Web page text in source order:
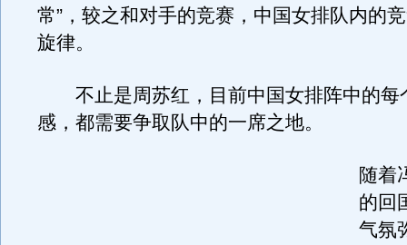
常”，较之和对手的竞赛，中国女排队内的
旋律。
不止是周苏红，目前中国女排阵中的每
感，都需要争取队中的一席之地。
随着
的回
气氛